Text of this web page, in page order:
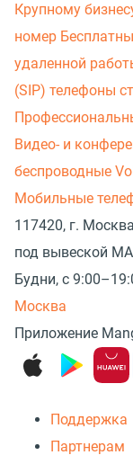
Крупному
номер
удаленной
(SIP) телефоны
Видео- и
беспроводные
Мобильные
117420, г.
под вывеской
Будни, с
Москва
Приложение
Поддержка
Партнерам